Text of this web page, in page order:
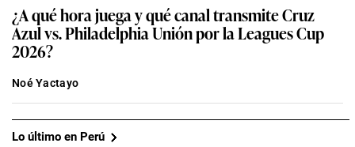
¿A qué hora juega y qué canal transmite Cruz
Azul vs. Philadelphia Unión por la Leagues Cup
2026?
Noé Yactayo
Lo último en Perú